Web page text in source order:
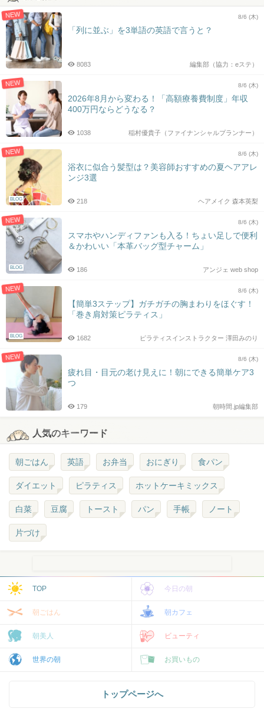
NEW 8/6 (木)
「列に並ぶ」を3単語の英語で言うと？
編集部（協力：eステ）
8083
NEW 8/6 (木)
2026年8月から変わる！「高額療養費制度」年収
400万円ならどうなる？
稲村優貴子（ファイナンシャルプランナー）
1038
NEW
BLOG
8/6 (木)
浴衣に似合う髪型は？美容師おすすめの夏ヘアアレ
ンジ3選
ヘアメイク 森本英梨
218
NEW
BLOG
8/6 (木)
スマホやハンディファンも入る！ちょい足しで便利
＆かわいい「本革バッグ型チャーム」
アンジェ web shop
186
NEW
BLOG
8/6 (木)
【簡単3ステップ】ガチガチの胸まわりをほぐす！
「巻き肩対策ピラティス」
ピラティスインストラクター 澤田みのり
1682
NEW 8/6 (木)
疲れ目・目元の老け見えに！朝にできる簡単ケア3
つ
朝時間.jp編集部
179
人気のキーワード
朝ごはん 英語 お弁当 おにぎり 食パン
ダイエット ピラティス ホットケーキミックス
白菜 豆腐 トースト パン 手帳 ノート
片づけ
TOP 今日の朝
朝ごはん 朝カフェ
朝美人 ビューティ
世界の朝 お買いもの
トップページへ